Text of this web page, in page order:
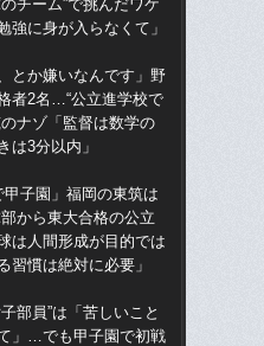
チーム”で挑んだワケ
強に身が入らなくて」
とか嫌いなんです」野
者2名…“公立進学校で
ナゾ「監督は数学の
は3分以内」
甲子園」福岡の東筑は
から東大合格の公立
は人間形成が目的では
習慣は絶対に必要」
部員”は「苦しいこと
」…でも甲子園で初戦